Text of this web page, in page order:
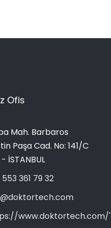
Ofis
Mah. Barbaros
Paşa Cad. No: 141/C
İSTANBUL
361 79 32
www.doktortech.com/'